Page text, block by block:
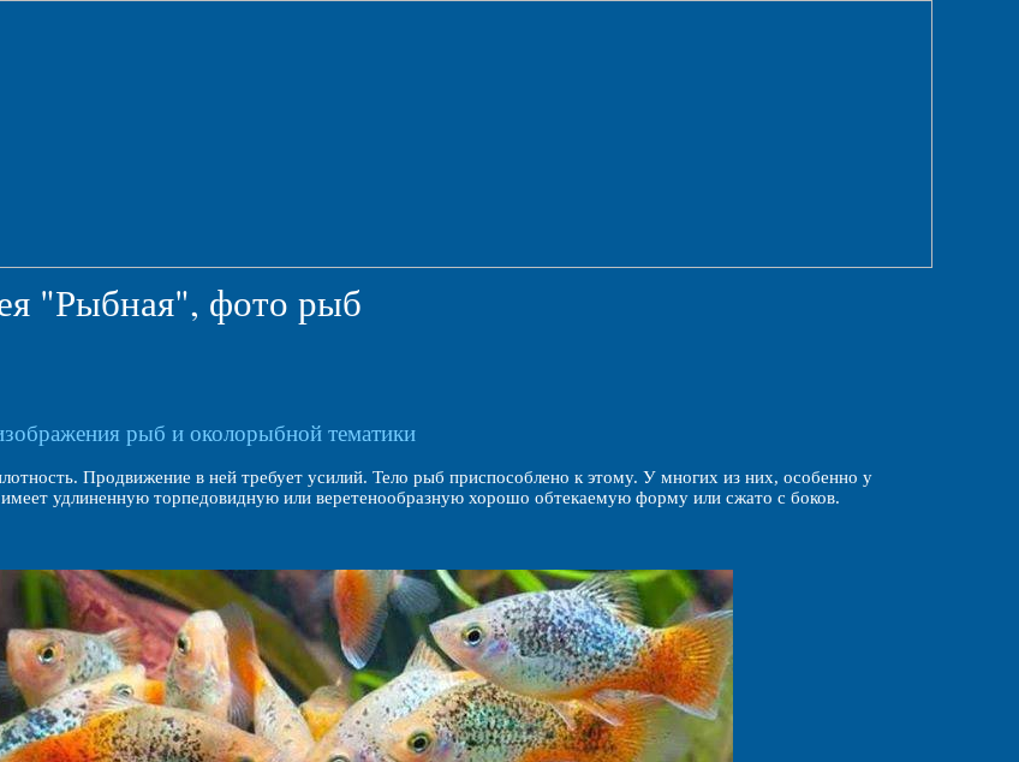
"Рыбная", фото рыб
рыб и околорыбной тематики
Продвижение в ней требует усилий. Тело рыб приспособлено к этому. У многих из них, особенно у
удлиненную торпедовидную или веретенообразную хорошо обтекаемую форму или сжато с боков.